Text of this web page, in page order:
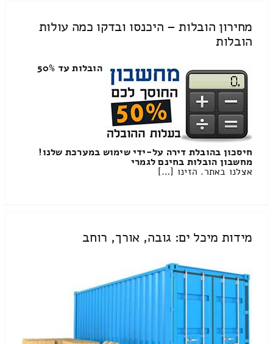
מחירון הובלות – היכנסו ובדקו כמה עולות
הובלות
הובלות עד 50%
חיסכון בהובלת דירה על-ידי שימוש במערכת שלנו!
מחשבון הובלות בחינם לגמרי
אצלנו באתר. הזינו […]
מידות מיכל ים: גובה, אורך, רוחב